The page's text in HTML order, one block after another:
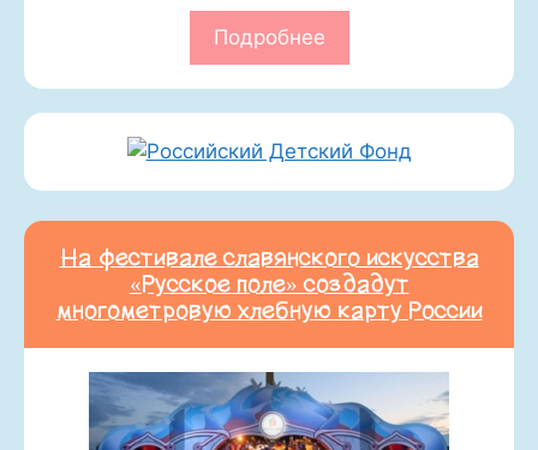
Подробнее
На фестивале славянского искусства
«Русское поле» создадут
многометровую хлебную карту России